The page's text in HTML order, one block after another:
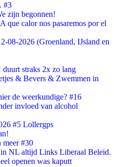
#3
zijn begonnen!
que calor nos pasaremos por el
08-2026 (Groenland, IJsland en
straks 2x zo lang
& Bevers & Zwemmen in
de weerkundige? #16
invloed van alcohol
#5 Lollergps
meer #30
NL altijd Links Liberaal Beleid.
openen was kaputt